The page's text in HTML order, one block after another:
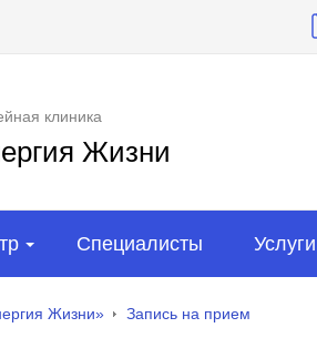
клиника
Жизни
Специалисты
Жизни» Запись на прием